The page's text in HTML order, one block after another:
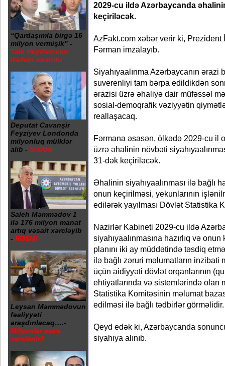
“Qardaşımla birgə 16
milyon vermişik” -
Tale Heydərovun
ifadəsi oxundu
Deputat Cavanşir
Feyziyev Londonda
milyonluq mülklər
alıb - SİYAHI
Saleh Məmmədov 1
ilə 176 milyon manat
artıq vəsait xərcləyib
- RƏSMİ
Leysan Məmmədovun
fəaliyyəti
araşdırılacaq….-
Milyonlar necə
xərclənir?
2029-cu ildə Azərbaycanda
keçiriləcək.
AzFakt.com xəbər verir ki,
Fərman imzalayıb.
Siyahıyaalınma Azərbaycanın ərazi
suverenliyi tam bərpa edildikdən
ərazisi üzrə əhaliyə dair müfəssəl
sosial-demoqrafik vəziyyətin
reallaşacaq.
Fərmana əsasən, ölkədə 2029-cu il
üzrə əhalinin növbəti
31-dək keçiriləcək.
Əhalinin siyahıyaalınması ilə bağlı
onun keçirilməsi, yekunlarının
edilərək yayılması Dövlət Statistika
Nazirlər Kabineti 2029-cu ildə
siyahıyaalınmasına hazırlıq və
planını iki ay müddətində təsdiq
ilə bağlı zəruri məlumatların
üçün aidiyyəti dövlət orqanlarının
ehtiyatlarında və sistemlərində olan
Statistika Komitəsinin məlumat
edilməsi ilə bağlı tədbirlər görməlidir.
Qeyd edək ki, Azərbaycanda
siyahıya alınıb.